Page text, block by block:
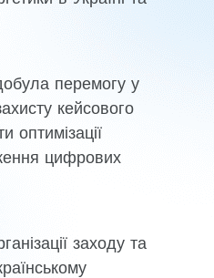
перемогу у
кейсового
оптимізації
цифрових
заходу та